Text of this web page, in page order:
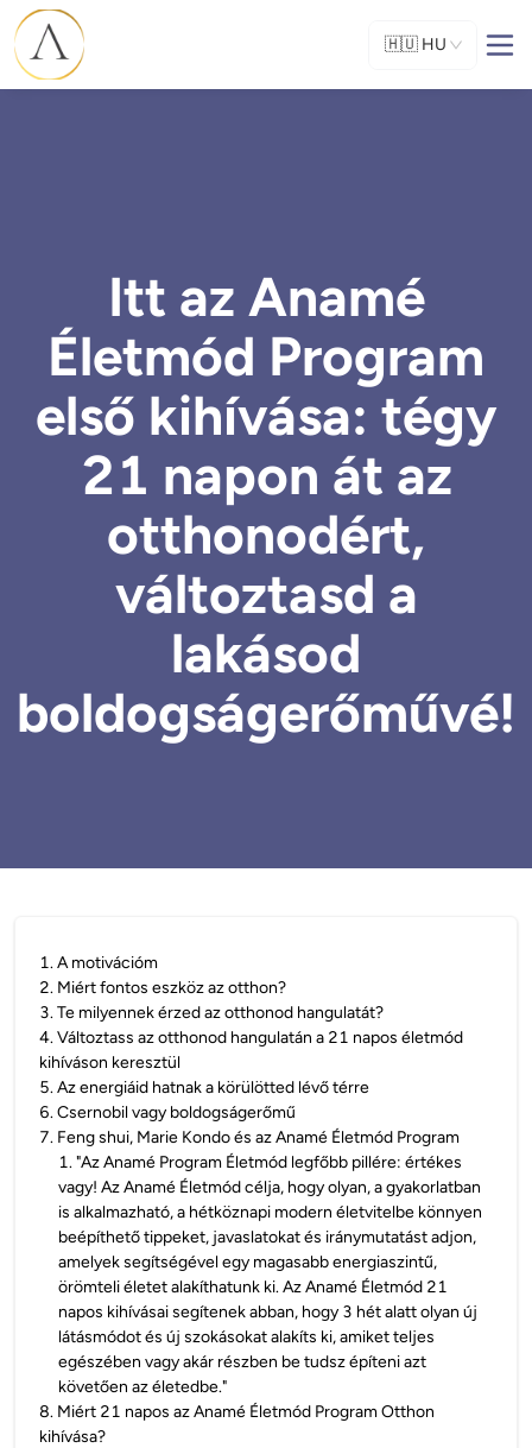
🇭🇺 HU
Itt az Anamé
Életmód Program
első kihívása: tégy
21 napon át az
otthonodért,
változtasd a
lakásod
boldogságerőművé!
1.A motivációm
2. Miért fontos eszköz az otthon?
3.Te milyennek érzed az otthonod hangulatát?
4.Változtass az otthonod hangulatán a 21 napos életmód
kihíváson keresztül
5.Az energiáid hatnak a körülötted lévő térre
6.Csernobil vagy boldogságerőmű
7. Feng shui, Marie Kondo és az Anamé Életmód Program
1."Az Anamé Program Életmód legfőbb pillére: értékes
vagy! Az Anamé Életmód célja, hogy olyan, a gyakorlatban
is alkalmazható, a hétköznapi modern életvitelbe könnyen
beépíthető tippeket, javaslatokat és iránymutatást adjon,
amelyek segítségével egy magasabb energiaszintű,
örömteli életet alakíthatunk ki. Az Anamé Életmód 21
napos kihívásai segítenek abban, hogy 3 hét alatt olyan új
látásmódot és új szokásokat alakíts ki, amiket teljes
egészében vagy akár részben be tudsz építeni azt
követően az életedbe."
8. Miért 21 napos az Anamé Életmód Program Otthon
kihívása?